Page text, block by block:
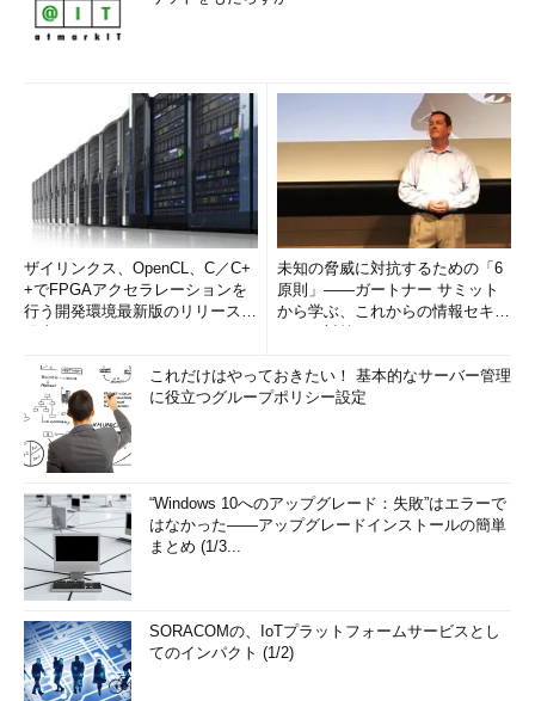
ザイリンクス、OpenCL、C／C+
+でFPGAアクセラレーションを
行う開発環境最新版のリリースを
未知の脅威に対抗するための「6
原則」――ガートナー サミット
から学ぶ、これからの情報セキュ
これだけはやっておきたい！ 基本的なサーバー管理
に役立つグループポリシー設定
“Windows 10へのアップグレード：失敗”はエラーで
はなかった――アップグレードインストールの簡単
まとめ (1/3...
SORACOMの、IoTプラットフォームサービスとし
てのインパクト (1/2)